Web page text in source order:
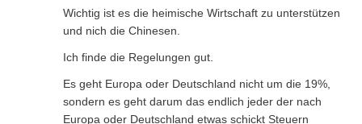
Wichtig ist es die heimische Wirtschaft zu unterstützen
und nich die Chinesen.
Ich finde die Regelungen gut.
Es geht Europa oder Deutschland nicht um die 19%,
sondern es geht darum das endlich jeder der nach
Europa oder Deutschland etwas schickt Steuern